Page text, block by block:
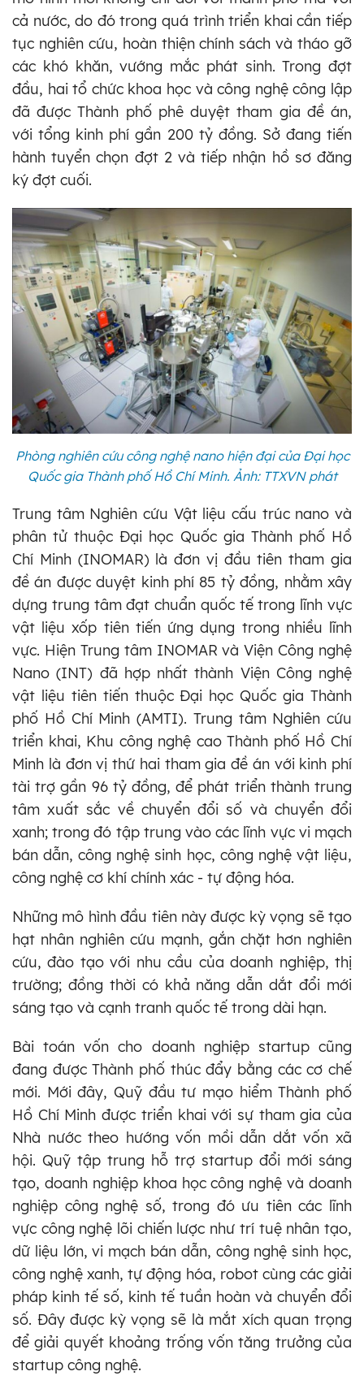
cả nước, do đó trong quá trình triển khai cần tiếp
tục nghiên cứu, hoàn thiện chính sách và tháo gỡ
các khó khăn, vướng mắc phát sinh. Trong đợt
đầu, hai tổ chức khoa học và công nghệ công lập
đã được Thành phố phê duyệt tham gia đề án,
với tổng kinh phí gần 200 tỷ đồng. Sở đang tiến
hành tuyển chọn đợt 2 và tiếp nhận hồ sơ đăng
ký đợt cuối.
Phòng nghiên cứu công nghệ nano hiện đại của Đại học
Quốc gia Thành phố Hồ Chí Minh. Ảnh: TTXVN phát
Trung tâm Nghiên cứu Vật liệu cấu trúc nano và
phân tử thuộc Đại học Quốc gia Thành phố Hồ
Chí Minh (INOMAR) là đơn vị đầu tiên tham gia
đề án được duyệt kinh phí 85 tỷ đồng, nhằm xây
dựng trung tâm đạt chuẩn quốc tế trong lĩnh vực
vật liệu xốp tiên tiến ứng dụng trong nhiều lĩnh
vực. Hiện Trung tâm INOMAR và Viện Công nghệ
Nano (INT) đã hợp nhất thành Viện Công nghệ
vật liệu tiên tiến thuộc Đại học Quốc gia Thành
phố Hồ Chí Minh (AMTI). Trung tâm Nghiên cứu
triển khai, Khu công nghệ cao Thành phố Hồ Chí
Minh là đơn vị thứ hai tham gia đề án với kinh phí
tài trợ gần 96 tỷ đồng, để phát triển thành trung
tâm xuất sắc về chuyển đổi số và chuyển đổi
xanh; trong đó tập trung vào các lĩnh vực vi mạch
bán dẫn, công nghệ sinh học, công nghệ vật liệu,
công nghệ cơ khí chính xác - tự động hóa.
Những mô hình đầu tiên này được kỳ vọng sẽ tạo
hạt nhân nghiên cứu mạnh, gắn chặt hơn nghiên
cứu, đào tạo với nhu cầu của doanh nghiệp, thị
trường; đồng thời có khả năng dẫn dắt đổi mới
sáng tạo và cạnh tranh quốc tế trong dài hạn.
Bài toán vốn cho doanh nghiệp startup cũng
đang được Thành phố thúc đẩy bằng các cơ chế
mới. Mới đây, Quỹ đầu tư mạo hiểm Thành phố
Hồ Chí Minh được triển khai với sự tham gia của
Nhà nước theo hướng vốn mồi dẫn dắt vốn xã
hội. Quỹ tập trung hỗ trợ startup đổi mới sáng
tạo, doanh nghiệp khoa học công nghệ và doanh
nghiệp công nghệ số, trong đó ưu tiên các lĩnh
vực công nghệ lõi chiến lược như trí tuệ nhân tạo,
dữ liệu lớn, vi mạch bán dẫn, công nghệ sinh học,
công nghệ xanh, tự động hóa, robot cùng các giải
pháp kinh tế số, kinh tế tuần hoàn và chuyển đổi
số. Đây được kỳ vọng sẽ là mắt xích quan trọng
để giải quyết khoảng trống vốn tăng trưởng của
startup công nghệ.